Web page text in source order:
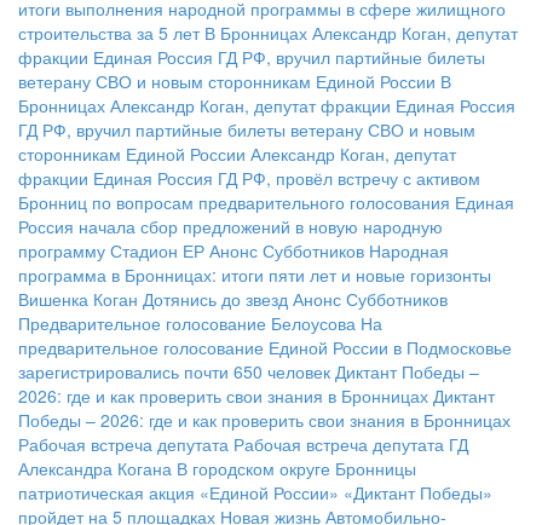
итоги выполнения народной программы в сфере жилищного
строительства за 5 лет В Бронницах Александр Коган, депутат
фракции Единая Россия ГД РФ, вручил партийные билеты
ветерану СВО и новым сторонникам Единой России В
Бронницах Александр Коган, депутат фракции Единая Россия
ГД РФ, вручил партийные билеты ветерану СВО и новым
сторонникам Единой России Александр Коган, депутат
фракции Единая Россия ГД РФ, провёл встречу с активом
Бронниц по вопросам предварительного голосования Единая
Россия начала сбор предложений в новую народную
программу Стадион ЕР Анонс Субботников Народная
программа в Бронницах: итоги пяти лет и новые горизонты
Вишенка Коган Дотянись до звезд Анонс Субботников
Предварительное голосование Белоусова На
предварительное голосование Единой России в Подмосковье
зарегистрировались почти 650 человек Диктант Победы –
2026: где и как проверить свои знания в Бронницах Диктант
Победы – 2026: где и как проверить свои знания в Бронницах
Рабочая встреча депутата Рабочая встреча депутата ГД
Александра Когана В городском округе Бронницы
патриотическая акция «Единой России» «Диктант Победы»
пройдет на 5 площадках Новая жизнь Автомобильно-